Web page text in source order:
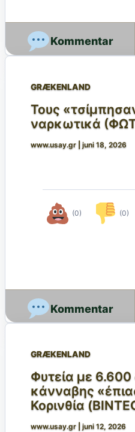
GRÆKENLAND
Τους
ναρκωτικά
www.usay.gr juni 18, 2026
(0) (0)
GRÆKENLAND
Φυτεία με 6.600
κάνναβης
Κορινθία
www.usay.gr juni 12, 2026